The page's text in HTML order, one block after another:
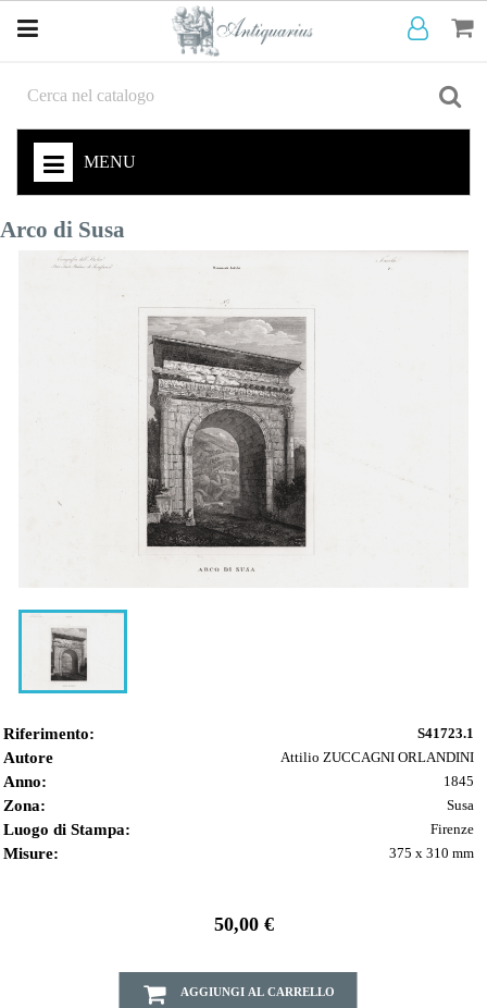
MENU
Arco di Susa
Riferimento: S41723.1
Autore Attilio ZUCCAGNI ORLANDINI
Anno: 1845
Zona: Susa
Luogo di Stampa: Firenze
Misure: 375 x 310 mm
50,00 €
AGGIUNGI AL CARRELLO